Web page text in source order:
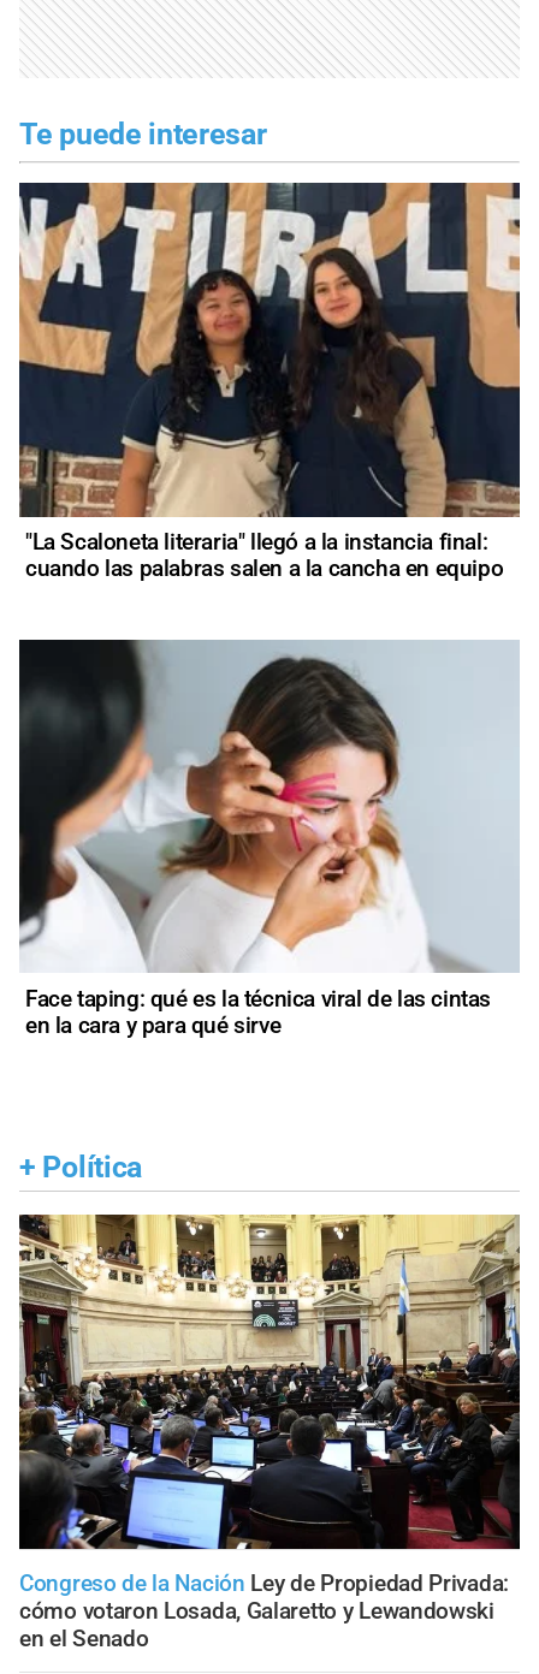
Te puede interesar
"La Scaloneta literaria" llegó a la instancia final:
cuando las palabras salen a la cancha en equipo
Face taping: qué es la técnica viral de las cintas
en la cara y para qué sirve
+ Política
Congreso de la Nación Ley de Propiedad Privada:
cómo votaron Losada, Galaretto y Lewandowski
en el Senado